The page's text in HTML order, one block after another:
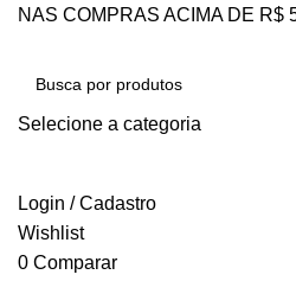
NAS COMPRAS ACIMA DE R$
Selecione a categoria
Login / Cadastro
Wishlist
0 Comparar